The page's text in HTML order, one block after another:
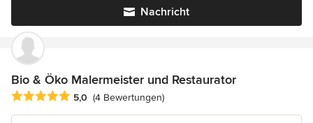
Nachricht
Bio & Öko Malermeister und Restaurator
Durchschnittliche Bewertung: 5 von 5 Sternen
5,0 (4 Bewertungen)